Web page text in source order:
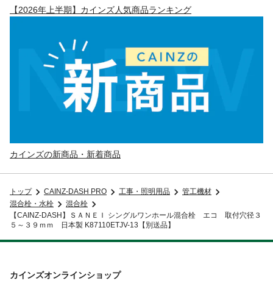
【2026年上半期】カインズ人気商品ランキング
カインズの新商品・新着商品
トップ CAINZ-DASH PRO 工事・照明用品
管工機材
混合栓・水栓
混合栓
【CAINZ-DASH】ＳＡＮＥＩ シングルワンホール混合栓 エコ 取付穴径３
５～３９ｍｍ 日本製 K87110ETJV-13【別送品】
カインズオンラインショップ